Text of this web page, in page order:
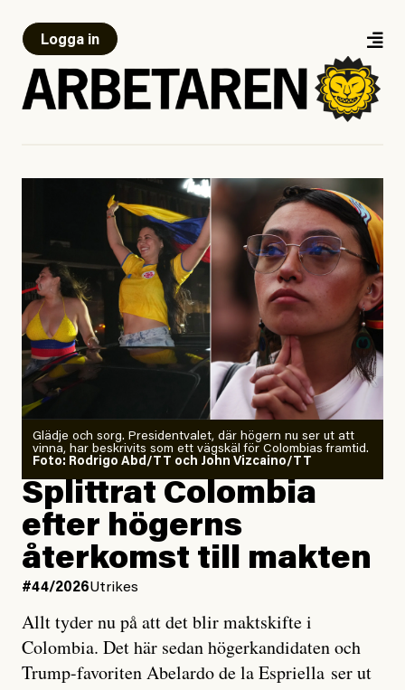
Logga in
Glädje och sorg. Presidentvalet, där högern nu ser ut att
vinna, har beskrivits som ett vägskäl för Colombias framtid.
Foto: Rodrigo Abd/TT och John Vizcaino/TT
Splittrat Colombia
efter högerns
återkomst till makten
#44/2026Utrikes
Allt tyder nu på att det blir maktskifte i
Colombia. Det här sedan högerkandidaten och
Trump-favoriten Abelardo de la Espriella ser ut